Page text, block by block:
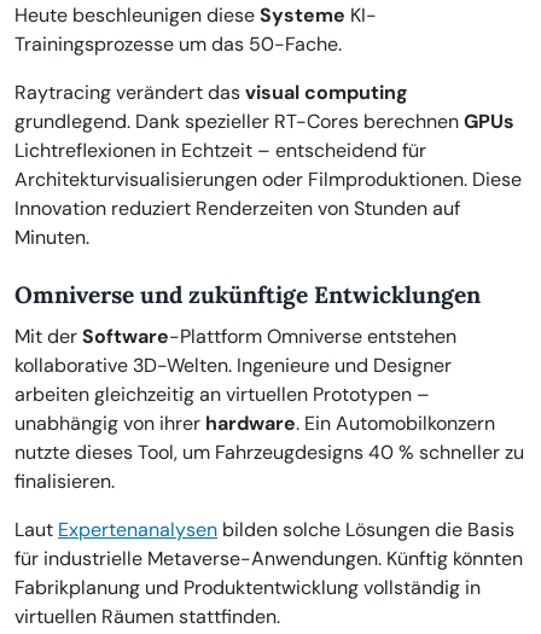
Heute beschleunigen dieseSysteme KI-
Trainingsprozesse um das 50-Fache.
Raytracing verändert dasvisual computing
grundlegend. Dank spezieller RT-Cores berechnenGPUs
Lichtreflexionen in Echtzeit – entscheidend für
Architekturvisualisierungen oder Filmproduktionen. Diese
Innovation reduziert Renderzeiten von Stunden auf
Minuten.
Omniverse und zukünftige Entwicklungen
Mit derSoftware-Plattform Omniverse entstehen
kollaborative 3D-Welten. Ingenieure und Designer
arbeiten gleichzeitig an virtuellen Prototypen –
unabhängig von ihrer hardware. Ein Automobilkonzern
nutzte dieses Tool, um Fahrzeugdesigns 40 % schneller zu
finalisieren.
Laut Expertenanalysen bilden solche Lösungen die Basis
für industrielle Metaverse-Anwendungen. Künftig könnten
Fabrikplanung und Produktentwicklung vollständig in
virtuellen Räumen stattfinden.